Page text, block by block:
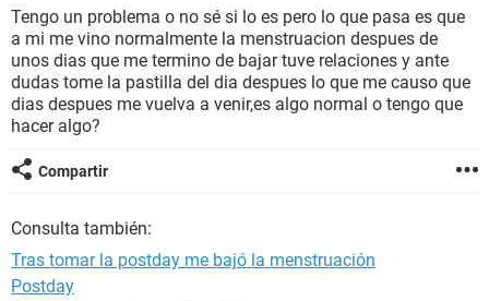
SEXUALIDAD
GLOSARIO
Tengo un problema o no sé si lo es pero lo que pasa es que
a mi me vino normalmente la menstruacion despues de
unos dias que me termino de bajar tuve relaciones y ante
dudas tome la pastilla del dia despues lo que me causo que
dias despues me vuelva a venir,es algo normal o tengo que
hacer algo?
Compartir
Consulta también:
Tras tomar la postday me bajó la menstruación
Postday